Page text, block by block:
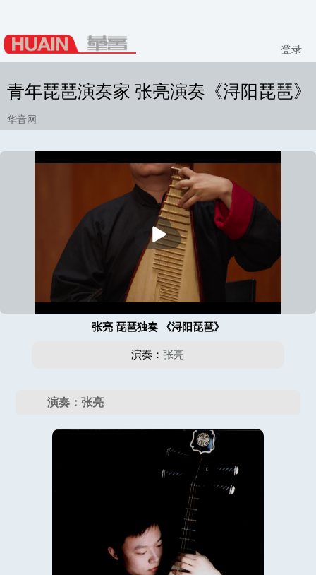
登录
青年琵琶演奏家 张亮演奏《浔阳琵琶》
华音网
播
放
张亮 琵琶独奏 《浔阳琵琶》
演奏：张亮
演奏：张亮